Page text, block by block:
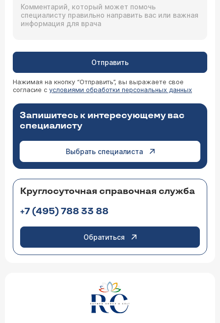
Отправить
Нажимая на кнопку “Отправить”, вы выражаете свое
согласие с условиями обработки персональных данных
Запишитесь к интересующему вас
специалисту
Выбрать специалиста
Круглосуточная справочная служба
+7 (495) 788 33 88
Обратиться